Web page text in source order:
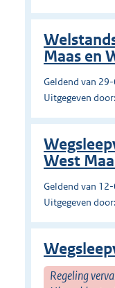
Maas en
Geldend van
Uitgegeven
West
Geldend van
Uitgegeven
Regeling